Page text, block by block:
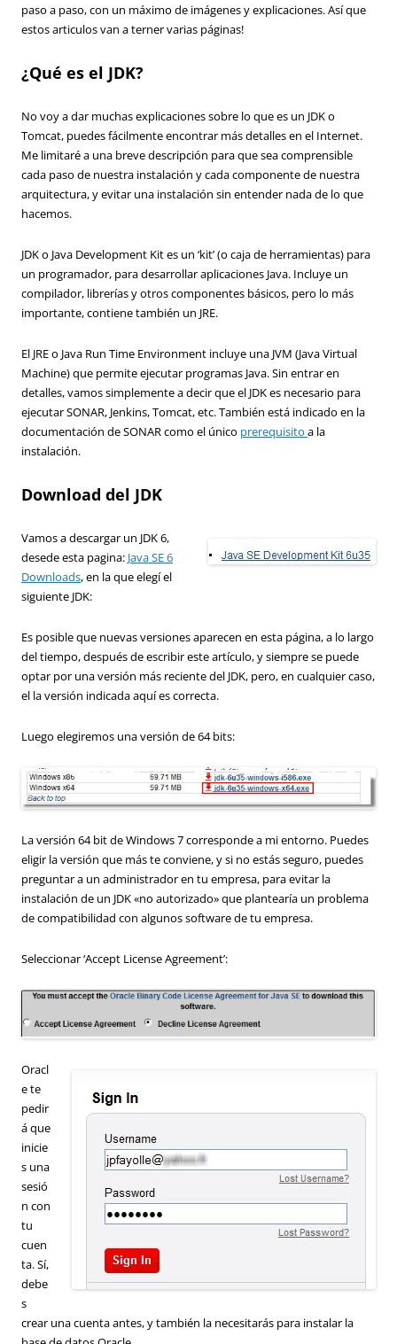
paso a paso, con un máximo de imágenes y explicaciones. Así que
estos articulos van a terner varias páginas!
¿Qué es el JDK?
No voy a dar muchas explicaciones sobre lo que es un JDK o
Tomcat, puedes fácilmente encontrar más detalles en el Internet.
Me limitaré a una breve descripción para que sea comprensible
cada paso de nuestra instalación y cada componente de nuestra
arquitectura, y evitar una instalación sin entender nada de lo que
hacemos.
JDK o Java Development Kit es un ‘kit’ (o caja de herramientas) para
un programador, para desarrollar aplicaciones Java. Incluye un
compilador, librerías y otros componentes básicos, pero lo más
importante, contiene también un JRE.
El JRE o Java Run Time Environment incluye una JVM (Java Virtual
Machine) que permite ejecutar programas Java. Sin entrar en
detalles, vamos simplemente a decir que el JDK es necesario para
ejecutar SONAR, Jenkins, Tomcat, etc. También está indicado en la
documentación de SONAR como el único prerequisito a la
instalación.
Download del JDK
Vamos a descargar un JDK 6,
desede esta pagina: Java SE 6
Downloads, en la que elegí el
siguiente JDK:
Es posible que nuevas versiones aparecen en esta página, a lo largo
del tiempo, después de escribir este artículo, y siempre se puede
optar por una versión más reciente del JDK, pero, en cualquier caso,
el la versión indicada aquí es correcta.
Luego elegiremos una versión de 64 bits:
La versión 64 bit de Windows 7 corresponde a mi entorno. Puedes
eligir la versión que más te conviene, y si no estás seguro, puedes
preguntar a un administrador en tu empresa, para evitar la
instalación de un JDK «no autorizado» que plantearía un problema
de compatibilidad con algunos software de tu empresa.
Seleccionar ‘Accept License Agreement’:
Oracl
e te
pedir
á que
inicie
s una
sesió
n con
tu
cuen
ta. Sí,
debe
s
crear una cuenta antes, y también la necesitarás para instalar la